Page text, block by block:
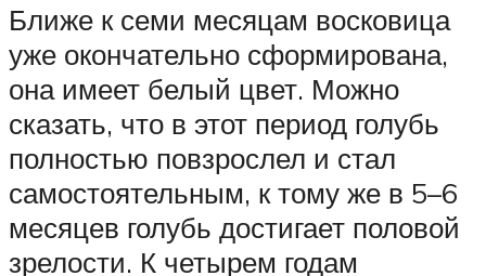
Ближе к семи месяцам восковица
уже окончательно сформирована,
она имеет белый цвет. Можно
сказать, что в этот период голубь
полностью повзрослел и стал
самостоятельным, к тому же в 5–6
месяцев голубь достигает половой
зрелости. К четырем годам